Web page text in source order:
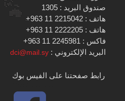
صندوق البريد : 1305
هاتف : 2215042 11 963+
هاتف : 2222205 11 963+
فاكس : 2245981 11 963+
البريد الإلكتروني :dci@mail.sy
رابط صفحتنا على الفيس بوك